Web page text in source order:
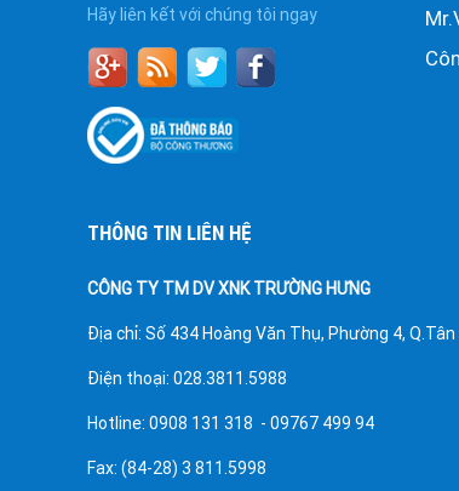
Hãy liên kết với chúng tôi ngay
THÔNG TIN LIÊN HỆ
CÔNG TY TM DV XNK TRƯỜNG HƯNG
Địa chỉ: Số 434 Hoàng Văn Thụ, Phường 4, Q.Tân
Điện thoại: 028.3811.5988
Hotline: 0908 131 318 - 09767 499 94
Fax: (84-28) 3 811.5998